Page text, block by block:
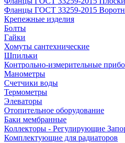
Фланцы ГОСТ 33259-2015
Крепежные изделия
Болты
Гайки
Хомуты сантехнические
Шпильки
Контрольно-измерительные
Манометры
Счетчики воды
Термометры
Элеваторы
Отопительное оборудование
Баки мембранные
Коллекторы - Регулирующие
Комплектующие для радиаторов